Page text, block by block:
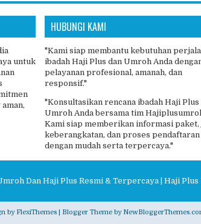
untuk
HUBUNGI KAMI
"Kami siap membantu kebutuhan
ibadah Haji Plus dan Umroh Anda
pelayanan profesional, amanah, dan
responsif."
"Konsultasikan rencana ibadah Haji Plus
Umroh Anda bersama tim
Kami siap memberikan informasi paket,
keberangkatan, dan proses pendaftaran
dengan mudah serta terpercaya."
Dan Haji Plus Resmi & Terpercaya | Haji
by FlexiThemes| Blogger Theme by